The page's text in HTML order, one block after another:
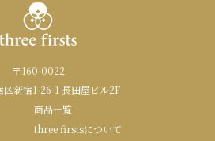
〒160-0022
区新宿1-26-1 長田屋ビル2F
商品一覧
three firstsについて